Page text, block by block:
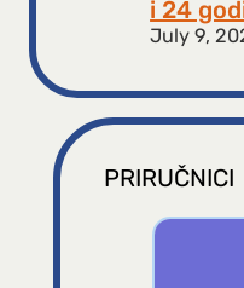
i 24
July 9,
PRIRUČNICI